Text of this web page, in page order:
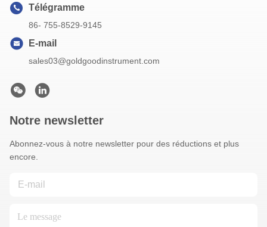
Télégramme
86- 755-8529-9145
E-mail
sales03@goldgoodinstrument.com
Notre newsletter
Abonnez-vous à notre newsletter pour des réductions et plus
encore.